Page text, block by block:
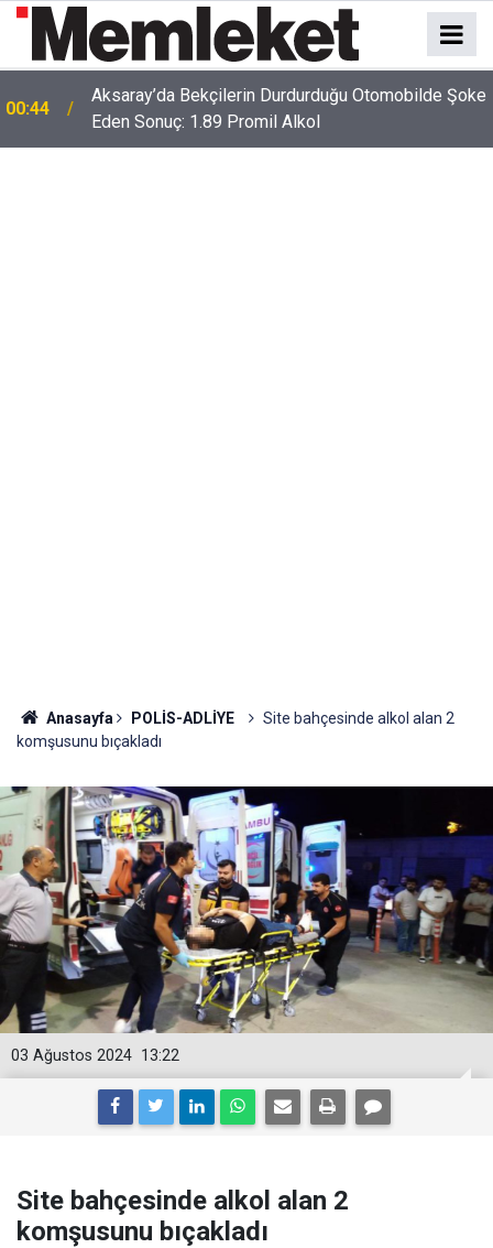
00:41 Polatlı-Haymana-Konya hattı bölünmüş yol oluyor
Anasayfa POLİS-ADLİYE
Site bahçesinde alkol alan 2
komşusunu bıçakladı
13:22
03 Ağustos 2024
Site bahçesinde alkol alan 2
komşusunu bıçakladı